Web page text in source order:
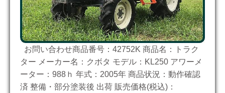
お問い合わせ商品番号：42752K 商品名：トラク
ター メーカー名：クボタ モデル：KL250 アワーメ
ーター：988ｈ 年式：2005年 商品状況：動作確認
済 整備・部分塗装後 出荷 販売価格(税込)：